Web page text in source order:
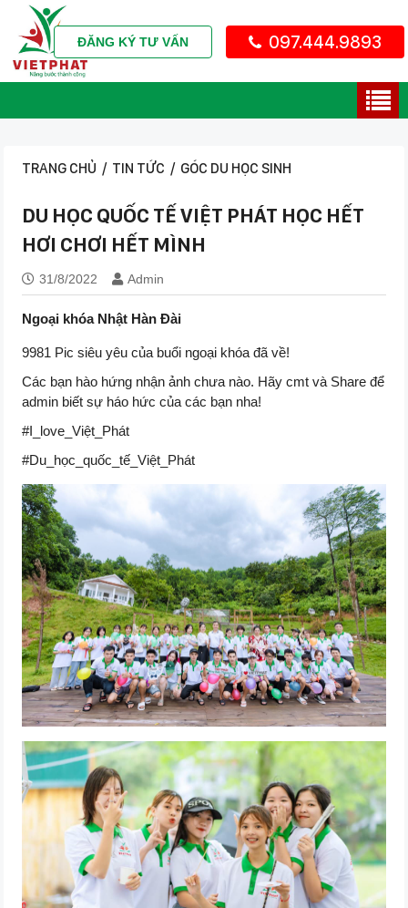
ĐĂNG KÝ TƯ VẤN 097.444.9893
TRANG CHỦ / TIN TỨC / GÓC DU HỌC SINH
DU HỌC QUỐC TẾ VIỆT PHÁT HỌC HẾT
HƠI CHƠI HẾT MÌNH
31/8/2022 Admin
Ngoại khóa Nhật Hàn Đài
9981 Pic siêu yêu của buổi ngoại khóa đã về!
Các bạn hào hứng nhận ảnh chưa nào. Hãy cmt và Share để
admin biết sự háo hức của các bạn nha!
#I_love_Việt_Phát
#Du_học_quốc_tế_Việt_Phát